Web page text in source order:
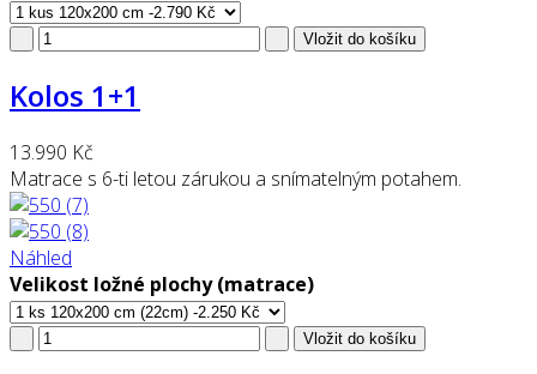
Kolos 1+1
13.990 Kč
Matrace s 6-ti letou zárukou a snímatelným potahem.
Náhled
Velikost ložné plochy (matrace)